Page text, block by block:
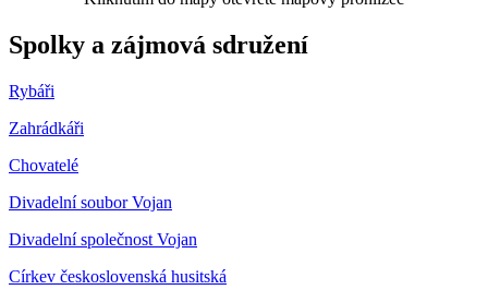
Spolky a zájmová sdružení
Rybáři
Zahrádkáři
Chovatelé
Divadelní soubor Vojan
Divadelní společnost Vojan
Církev československá husitská